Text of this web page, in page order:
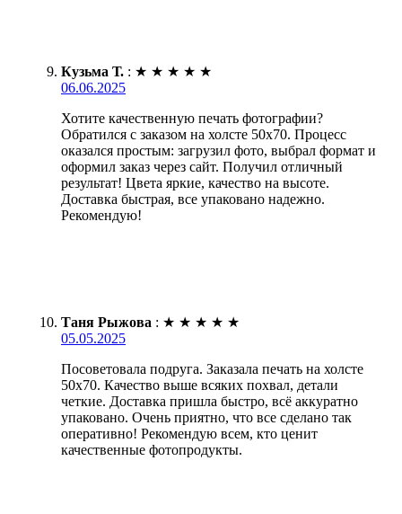
Кузьма Т. : ★ ★ ★ ★ ★
06.06.2025
Хотите качественную печать фотографии?
Обратился с заказом на холсте 50х70. Процесс
оказался простым: загрузил фото, выбрал формат и
оформил заказ через сайт. Получил отличный
результат! Цвета яркие, качество на высоте.
Доставка быстрая, все упаковано надежно.
Рекомендую!
Таня Рыжова : ★ ★ ★ ★ ★
05.05.2025
Посоветовала подруга. Заказала печать на холсте
50х70. Качество выше всяких похвал, детали
четкие. Доставка пришла быстро, всё аккуратно
упаковано. Очень приятно, что все сделано так
оперативно! Рекомендую всем, кто ценит
качественные фотопродукты.